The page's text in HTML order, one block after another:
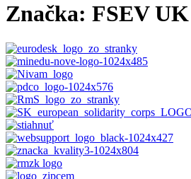
Značka: FSEV UK